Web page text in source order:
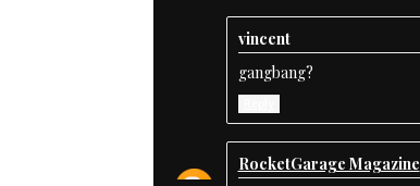
vincent
gangbang?
RocketGarage Magazine